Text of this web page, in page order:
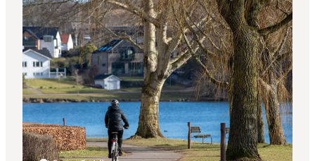
Inspirasjon
Reisemål
Aktiviteter
Overnatting
Planlegg reisen